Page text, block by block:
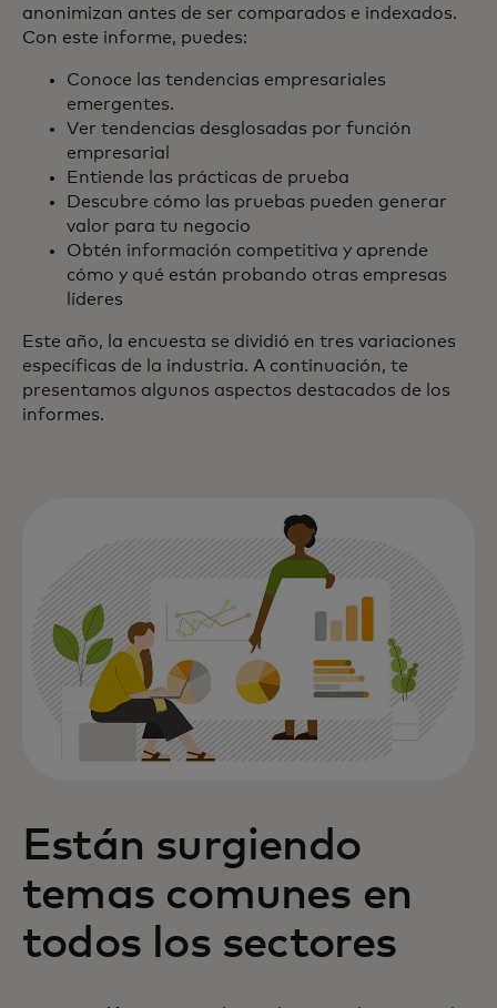
anonimizan antes de ser comparados e indexados.
Con este informe, puedes:
Conoce las tendencias empresariales
emergentes.
Ver tendencias desglosadas por función
empresarial
Entiende las prácticas de prueba
Descubre cómo las pruebas pueden generar
valor para tu negocio
Obtén información competitiva y aprende
cómo y qué están probando otras empresas
líderes
Este año, la encuesta se dividió en tres variaciones
específicas de la industria. A continuación, te
presentamos algunos aspectos destacados de los
informes.
Están surgiendo
temas comunes en
todos los sectores